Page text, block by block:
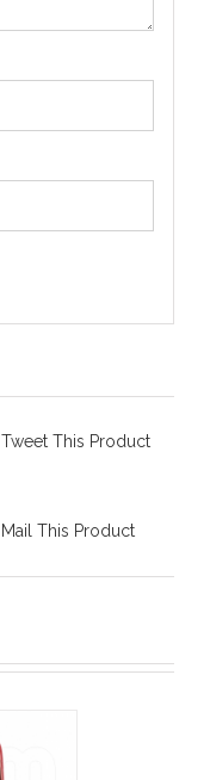
Tweet This Product
Mail This Product